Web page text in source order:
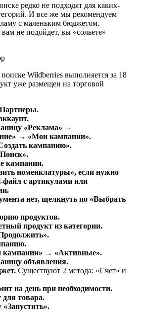
редко не подходят для каких-
И все же мы рекомендуем
с маленьким бюджетом.
не подойдет, вы «сольете»
Wildberries выполняется за 18
уже размещен на торговой
«Реклама» →
→ «Мои кампании».
кампанию».
кампании.
номенклатуры», если нужно
файл с артикулами или
нет, щелкнуть по «Выбрать
продуктов.
продукт из категории.
→ «Активные».
объявления.
Существуют 2 метода: «Счет» и
на день при необходимости.
для товара.